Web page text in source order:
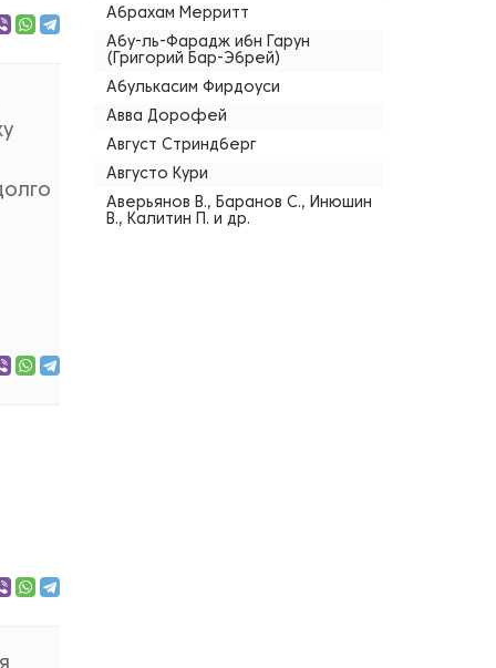
Абрахам Мерритт
Абу-ль-Фарадж ибн Гарун
(Григорий Бар-Эбрей)
Абулькасим Фирдоуси
Авва Дорофей
Август Стриндберг
Августо Кури
Аверьянов В., Баранов С., Инюшин
В., Калитин П. и др.